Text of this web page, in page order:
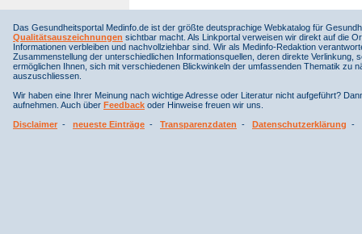
Das Gesundheitsportal Medinfo.de ist der größte deutsprachige Webkatalog für
Qualitätsauszeichnungen sichtbar macht. Als Linkportal verweisen wir direkt auf die
Informationen verbleiben und nachvollziehbar sind. Wir als Medinfo-Redaktion
Zusammenstellung der unterschiedlichen Informationsquellen, deren direkte
ermöglichen Ihnen, sich mit verschiedenen Blickwinkeln der umfassenden Thematik
auszuschliessen.
Wir haben eine Ihrer Meinung nach wichtige Adresse oder Literatur nicht aufgeführt?
aufnehmen. Auch über Feedback oder Hinweise freuen wir uns.
Disclaimer - neueste Einträge - Transparenzdaten - Datenschutzerklärung -